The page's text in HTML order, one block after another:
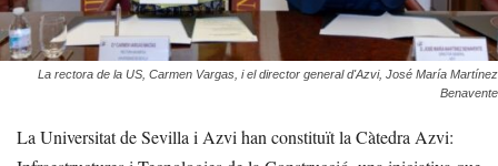
La rectora de la US, Carmen Vargas, i el director general d'Azvi, José María Martínez
Benavente
La Universitat de Sevilla i Azvi han constituït la Càtedra Azvi: